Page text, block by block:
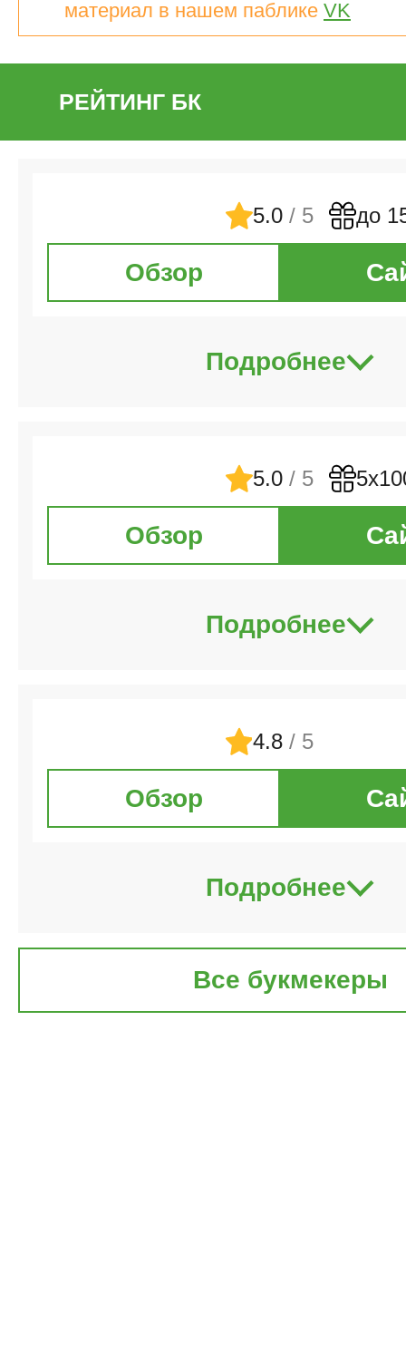
материал в нашем паблике VK
РЕЙТИНГ БК
5.0 / 5 до
Обзор
Подробнее
5.0 / 5
Обзор
Подробнее
4.8 / 5
Обзор
Подробнее
Все букмекеры